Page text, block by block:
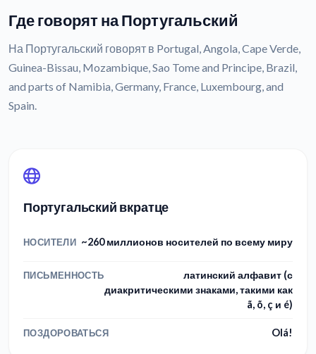
Где говорят на Португальский
На Португальский говорят в Portugal, Angola, Cape Verde,
Guinea-Bissau, Mozambique, Sao Tome and Principe, Brazil,
and parts of Namibia, Germany, France, Luxembourg, and
Spain.
Португальский вкратце
НОСИТЕЛИ ~260 миллионов носителей по всему миру
ПИСЬМЕННОСТЬ
латинский алфавит (с
диакритическими знаками, такими как
ã, õ, ç и é)
ПОЗДОРОВАТЬСЯ Olá!